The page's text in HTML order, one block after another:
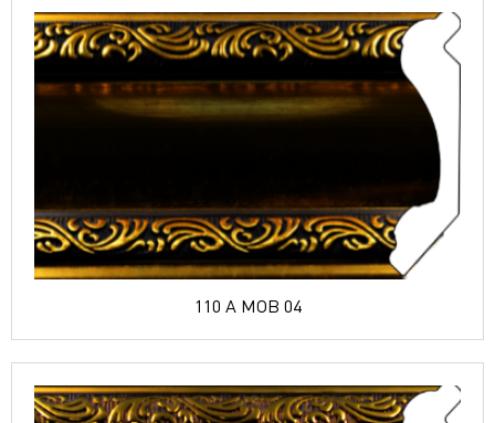
110 A MOB 04